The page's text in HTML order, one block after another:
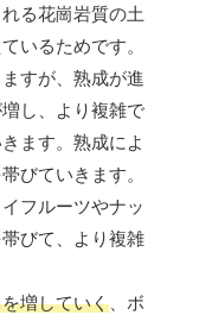
る花崗岩質の土
いるためです。
すが、熟成が進
し、より複雑で
ます。熟成によ
びていきます。
フルーツやナッ
びて、より複雑
増していく 、ボ